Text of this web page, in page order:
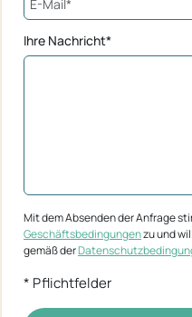
Ihre Nachricht*
Mit dem Absenden der Anfrage
Geschäftsbedingungenzu und
gemäß der
* Pflichtfelder